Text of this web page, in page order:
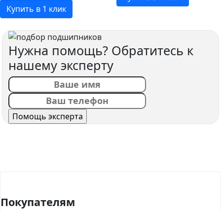
Купить в 1 клик
Нужна помощь? Обратитесь к
нашему эксперту
Покупателям